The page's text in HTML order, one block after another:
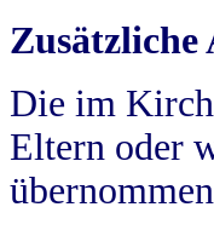
Zusätzliche
Die im
Eltern oder